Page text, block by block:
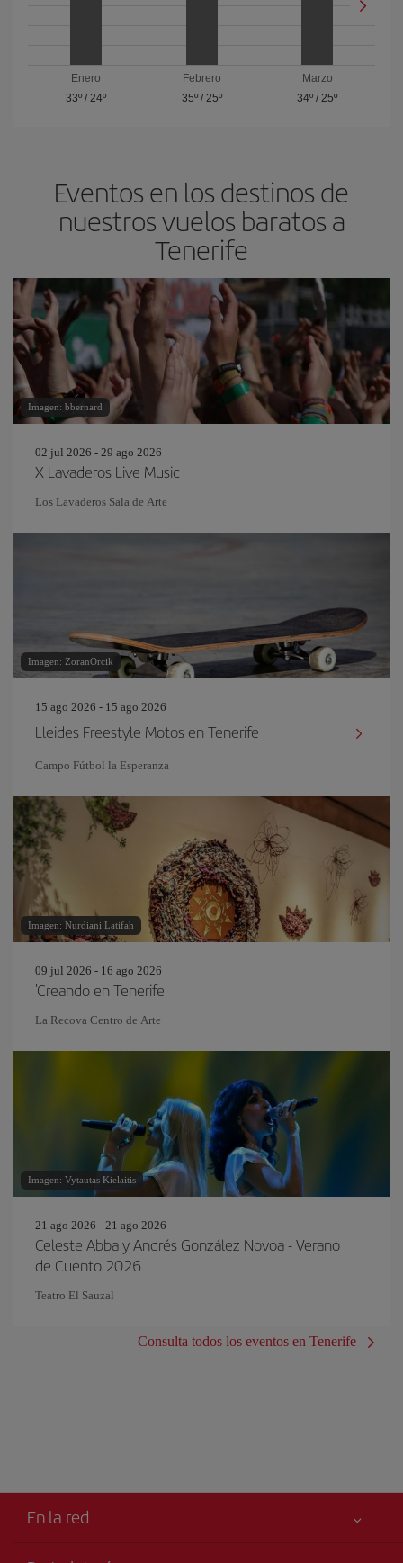
Enero
33º/ 24º
Febrero
35º/ 25º
Marzo
34º /25º
Eventos en los destinos de
nuestros vuelos baratos a
Tenerife
Imagen: bbernard
02 jul 2026 - 29 ago 2026
X Lavaderos Live Music
Los Lavaderos Sala de Arte
Imagen: ZoranOrcik
15 ago 2026 - 15 ago 2026
Lleides Freestyle Motos en Tenerife
Campo Fútbol la Esperanza
Imagen: Nurdiani Latifah
09 jul 2026 - 16 ago 2026
'Creando en Tenerife'
La Recova Centro de Arte
Imagen: Vytautas Kielaitis
21 ago 2026 - 21 ago 2026
Celeste Abba y Andrés González Novoa - Verano
de Cuento 2026
Teatro El Sauzal
Consulta todos los eventos en Tenerife
En la red